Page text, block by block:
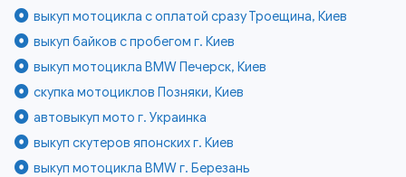
выкуп мотоцикла с оплатой сразу Троещина, Киев
выкуп байков с пробегом г. Киев
выкуп мотоцикла BMW Печерск, Киев
скупка мотоциклов Позняки, Киев
автовыкуп мото г. Украинка
выкуп скутеров японских г. Киев
выкуп мотоцикла BMW г. Березань